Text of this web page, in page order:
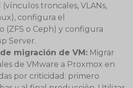
troncales, VLANs,
configura el
(ZFS o Ceph) y configura
Server.
migración de VM: Migrar
de VMware a Proxmox en
por criticidad: primero